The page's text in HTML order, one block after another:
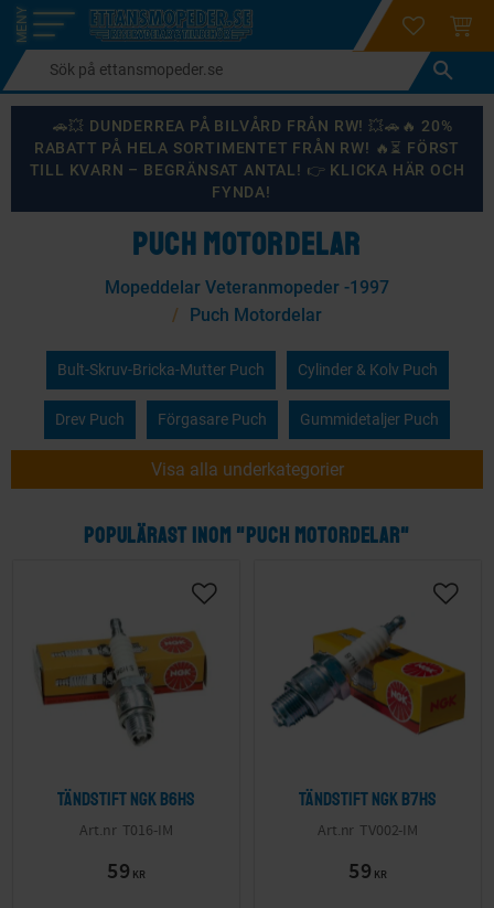
Meny
login
🚗💥 DUNDERREA PÅ BILVÅRD FRÅN RW! 💥🚗🔥 20%
RABATT PÅ HELA SORTIMENTET FRÅN RW! 🔥⏳ FÖRST
TILL KVARN – BEGRÄNSAT ANTAL! 👉 KLICKA HÄR OCH
FYNDA!
PUCH MOTORDELAR
Mopeddelar Veteranmopeder -1997
Puch Motordelar
Bult-Skruv-Bricka-Mutter Puch Cylinder & Kolv Puch
Drev Puch Förgasare Puch Gummidetaljer Puch
Kick & Växelpedaler Puch Koppling Puch
Lager Puch
Trimkit Puch Verktyg Puch
Vevparti Puch Växellåda Puch Övrigt Puch
Visa alla underkategorier
POPULÄRAST INOM "PUCH MOTORDELAR"
Tändstift NGK B6HS
T016-IM
59 KR
Tändstift NGK B7HS
TV002-IM
59 KR